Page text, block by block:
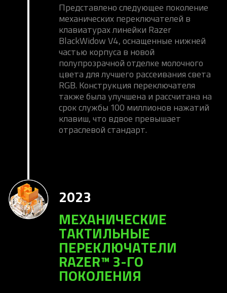
Представлено следующее поколение
механических переключателей в
клавиатурах линейки Razer
BlackWidow V4, оснащенные нижней
частью корпуса в новой
полупрозрачной отделке молочного
цвета для лучшего рассеивания света
RGB. Конструкция переключателя
также была улучшена и рассчитана на
срок службы 100 миллионов нажатий
клавиш, что вдвое превышает
отраслевой стандарт.
2023
МЕХАНИЧЕСКИЕ
ТАКТИЛЬНЫЕ
ПЕРЕКЛЮЧАТЕЛИ
RAZER™ 3-ГО
ПОКОЛЕНИЯ